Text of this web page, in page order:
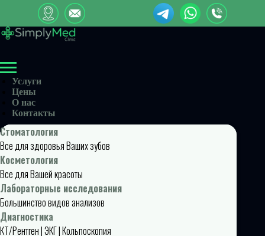
Услуги
Цены
О нас
Контакты
Стоматология
Все для здоровья Ваших зубов
Косметология
Все для Вашей красоты
Лабораторные исследования
Большинство видов анализов
Диагностика
КТ/Рентген | ЭКГ | Кольпоскопия